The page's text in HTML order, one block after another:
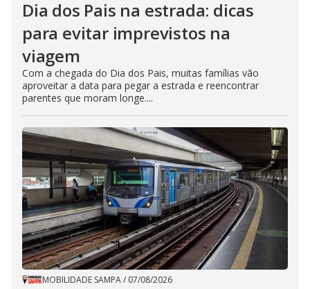
Dia dos Pais na estrada: dicas
para evitar imprevistos na
viagem
Com a chegada do Dia dos Pais, muitas famílias vão
aproveitar a data para pegar a estrada e reencontrar
parentes que moram longe....
MOBILIDADE SAMPA/ 07/08/2026